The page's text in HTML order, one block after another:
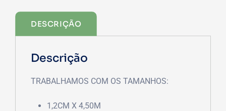
DESCRIÇÃO
Descrição
TRABALHAMOS COM OS TAMANHOS:
1,2CM X 4,50M